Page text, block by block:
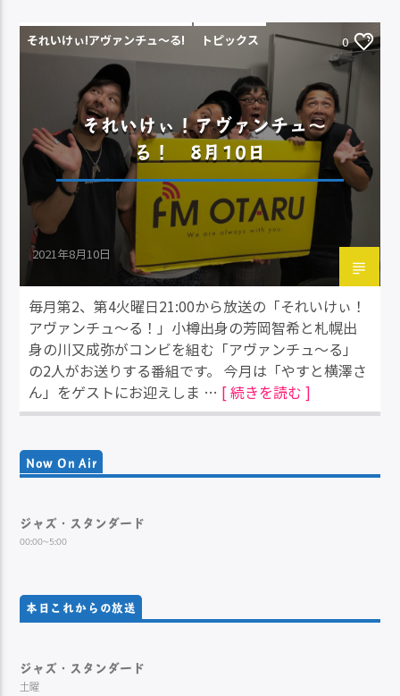
それいけぃ!アヴァンチュ〜る! トピックス 0
それいけぃ！アヴァンチュ～
る！ 8月10日
2021年8月10日
毎月第2、第4火曜日21:00から放送の「それいけぃ！
アヴァンチュ～る！」小樽出身の芳岡智希と札幌出
身の川又成弥がコンビを組む「アヴァンチュ～る」
の2人がお送りする番組です。 今月は「やすと横澤さ
ん」をゲストにお迎えしま … [ 続きを読む ]
Now On Air
ジャズ・スタンダード
00:00~5:00
本日これからの放送
ジャズ・スタンダード
土曜